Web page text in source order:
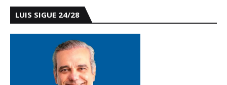
LUIS SIGUE 24/28